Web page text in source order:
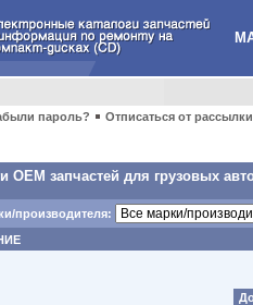
пароль? Отписаться от рассылки
OEM запчастей для грузовых
производителя: